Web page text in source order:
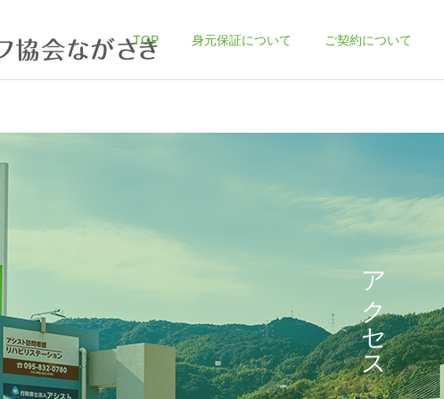
TOP 身元保証について ご契約について
どんな人に必要？
アクセス